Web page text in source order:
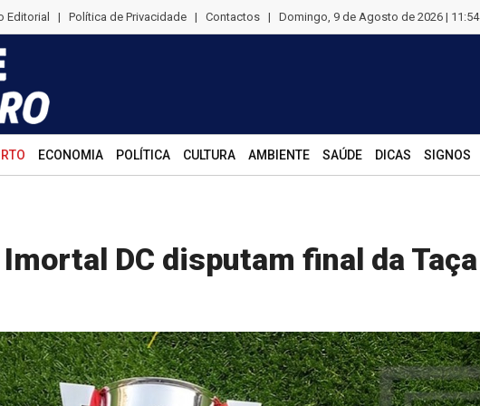
Editorial | Política de Privacidade | Contactos | Domingo, 9 de Agosto de 2026 | 11:54
ECONOMIA POLÍTICA CULTURA AMBIENTE SAÚDE DICAS SIGNOS
DC disputam final da Taça